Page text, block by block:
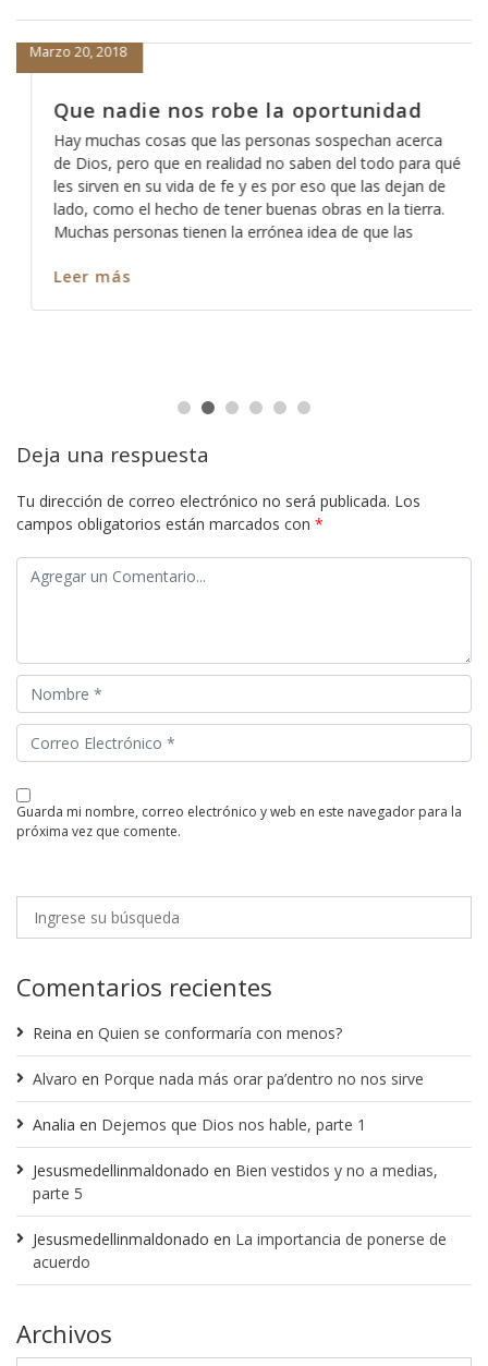
Que nadie nos robe la oportunidad
Marzo 20, 2018
Hay muchas cosas que las personas sospechan acerca
de Dios, pero que en realidad no saben del todo para qué
les sirven en su vida de fe y es por eso que las dejan de
lado, como el hecho de tener buenas obras en la tierra.
Muchas personas tienen la errónea idea de que las
Leer más
Deja una respuesta
Tu dirección de correo electrónico no será publicada. Los
campos obligatorios están marcados con *
guarda mi nombre, correo electrónico y web en este navegador para la
próxima vez que comente.
Comentarios recientes
Reina en Quien se conformaría con menos?
Alvaro en Porque nada más orar pa’dentro no nos sirve
Analia en Dejemos que Dios nos hable, parte 1
Jesusmedellinmaldonado en Bien vestidos y no a medias,
parte 5
Jesusmedellinmaldonado en La importancia de ponerse de
acuerdo
Archivos